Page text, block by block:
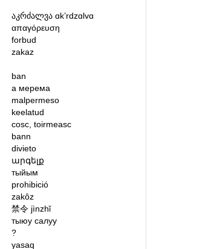
აკრძალვაɑkʼrdzɑlvɑ
απαγόρευση
forbud
zakaz
ban
а мерема
malpermeso
keelatud
cosc, toirmeasc
bann
divieto
արգելք
тыйым
prohibició
zakôz
禁令 jìnzhǐ
тыюу салуу
?
yasaq